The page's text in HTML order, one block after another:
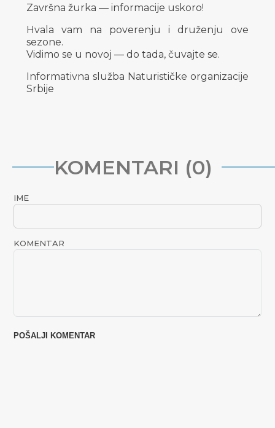
Završna žurka — informacije uskoro!
Hvala vam na poverenju i druženju ove
sezone.
Vidimo se u novoj — do tada, čuvajte se.
Informativna služba Naturističke organizacije
Srbije
KOMENTARI (0)
IME
KOMENTAR